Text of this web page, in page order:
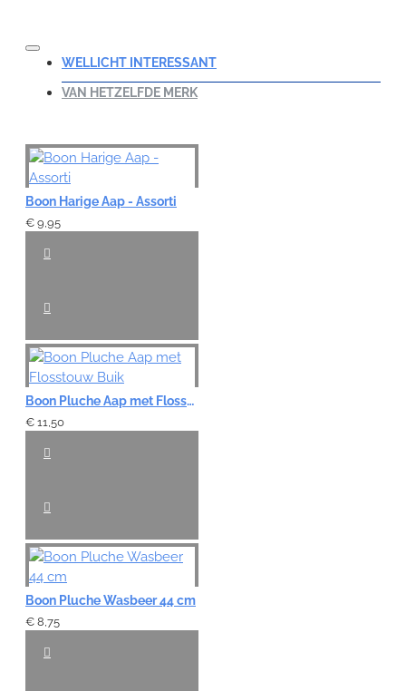
WELLICHT INTERESSANT
VAN HETZELFDE MERK
Boon Harige Aap - Assorti
€ 9,95
Boon Pluche Aap met Flosstouw Buik
€ 11,50
Boon Pluche Wasbeer 44 cm
€ 8,75